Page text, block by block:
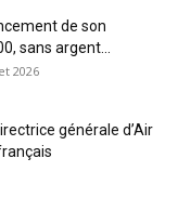
de son
sans argent...
2026
générale d’Air